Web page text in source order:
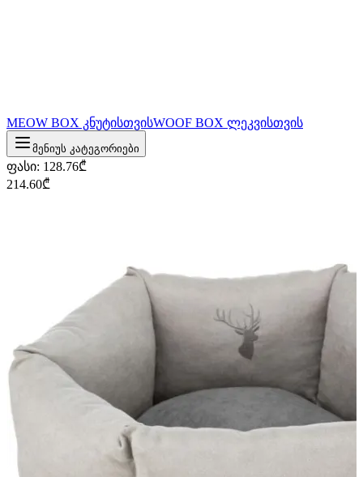
MEOW BOX კნუტისთვისWOOF BOX ლეკვისთვის
მენიუს კატეგორიები
ფასი: 128.76₾
214.60₾